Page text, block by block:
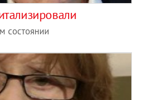
состоянии